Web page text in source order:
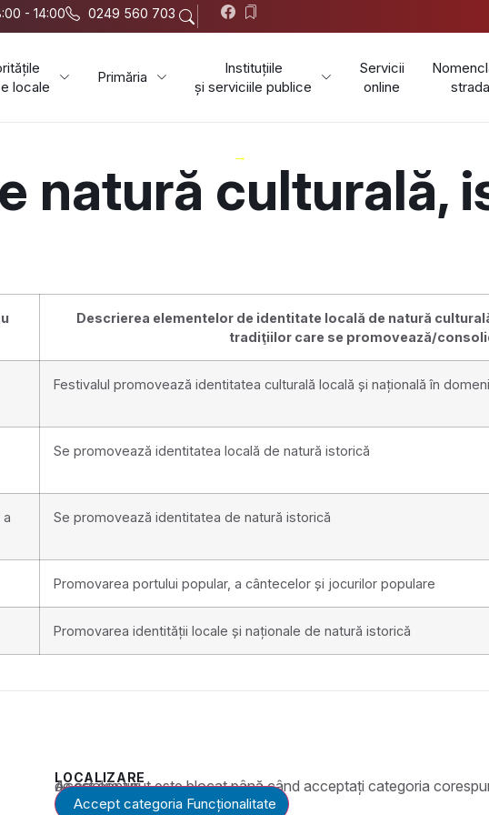
- 14:00 0249 560 703
locale
Primăria
Instituțiile
și serviciile publice
Servicii
online
natură culturală,
Descrierea elementelor de identitate locală de natură
tradiţiilor care se promovează/
Festivalul promovează identitatea culturală locală și națională în
Se promovează identitatea locală de natură istorică
a
Se promovează identitatea de natură istorică
Promovarea portului popular, a cântecelor și jocurilor populare
Promovarea identității locale și naționale de natură istorică
LOCALIZARE
Acest conținut este blocat până când acceptați categoria corespunzătoare de cookie-uri.
Accept categoria Funcționalitate